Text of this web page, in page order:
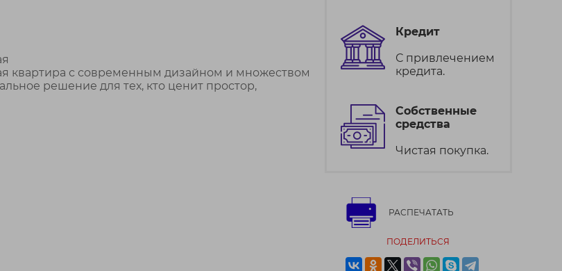
квартира с современным дизайном и множеством
решение для тех, кто ценит простор,
Кредит
С привлечением
кредита.
Собственные
средства
Чистая покупка.
РАСПЕЧАТАТЬ
ПОДЕЛИТЬСЯ